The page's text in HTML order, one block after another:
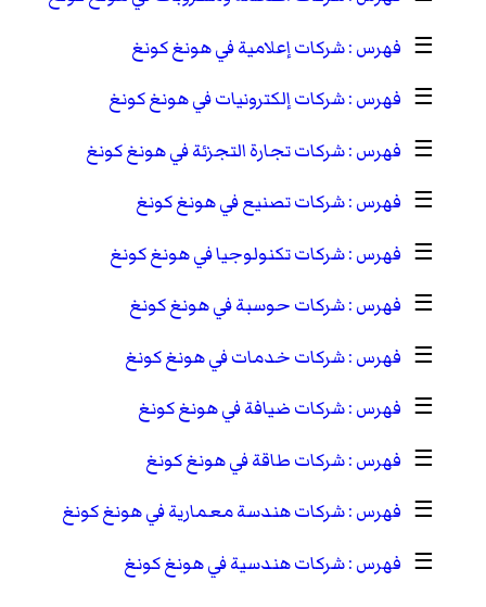
☰
شركات إعلامية في هونغ كونغ
☰
شركات إلكترونيات في هونغ كونغ
☰
شركات تجارة التجزئة في هونغ كونغ
☰
شركات تصنيع في هونغ كونغ
☰
شركات تكنولوجيا في هونغ كونغ
☰
شركات حوسبة في هونغ كونغ
☰
شركات خدمات في هونغ كونغ
☰
شركات ضيافة في هونغ كونغ
☰
شركات طاقة في هونغ كونغ
☰
شركات هندسة معمارية في هونغ كونغ
☰
شركات هندسية في هونغ كونغ